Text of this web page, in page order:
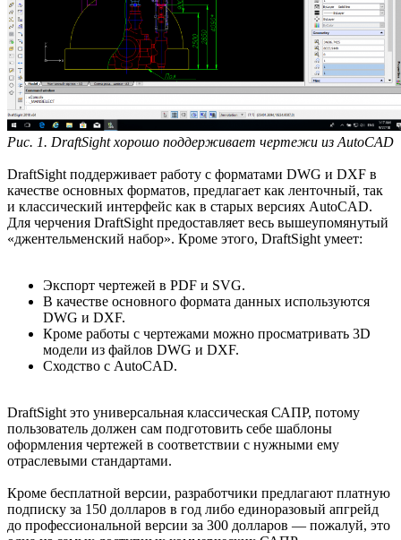
Рис. 1. DraftSight хорошо поддерживает чертежи из AutoCAD
DraftSight поддерживает работу с форматами DWG и DXF в
качестве основных форматов, предлагает как ленточный, так
и классический интерфейс как в старых версиях AutoCAD.
Для черчения DraftSight предоставляет весь вышеупомянутый
«джентельменский набор». Кроме этого, DraftSight умеет:
Экспорт чертежей в PDF и SVG.
В качестве основного формата данных используются
DWG и DXF.
Кроме работы с чертежами можно просматривать 3D
модели из файлов DWG и DXF.
Сходство с AutoCAD.
DraftSight это универсальная классическая САПР, потому
пользователь должен сам подготовить себе шаблоны
оформления чертежей в соответствии с нужными ему
отраслевыми стандартами.
Кроме бесплатной версии, разработчики предлагают платную
подписку за 150 долларов в год либо единоразовый апгрейд
до профессиональной версии за 300 долларов — пожалуй, это